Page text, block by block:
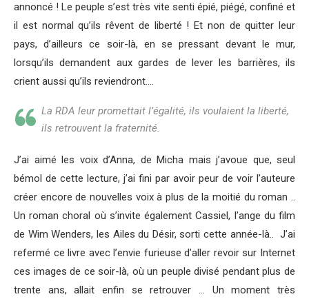
annoncé ! Le peuple s’est très vite senti épié, piégé, confiné et
il est normal qu’ils rêvent de liberté ! Et non de quitter leur
pays, d’ailleurs ce soir-là, en se pressant devant le mur,
lorsqu’ils demandent aux gardes de lever les barrières, ils
crient aussi qu’ils reviendront….
La RDA leur promettait l’égalité, ils voulaient la liberté,
ils retrouvent la fraternité.
J’ai aimé les voix d’Anna, de Micha mais j’avoue que, seul
bémol de cette lecture, j’ai fini par avoir peur de voir l’auteure
créer encore de nouvelles voix à plus de la moitié du roman ..
Un roman choral où s’invite également Cassiel, l’ange du film
de Wim Wenders, les Ailes du Désir, sorti cette année-là.. J’ai
refermé ce livre avec l’envie furieuse d’aller revoir sur Internet
ces images de ce soir-là, où un peuple divisé pendant plus de
trente ans, allait enfin se retrouver … Un moment très